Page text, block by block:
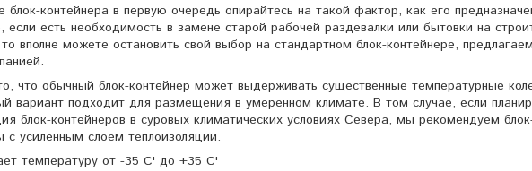
блок-контейнера в первую очередь опирайтесь на такой фактор, как его
если есть необходимость в замене старой рабочей раздевалки или бытовки на
вполне можете остановить свой выбор на стандартном блок-контейнере,
что обычный блок-контейнер может выдерживать существенные температурные
вариант подходит для размещения в умеренном климате. В том случае, если
блок-контейнеров в суровых климатических условиях Севера, мы рекомендуем
с усиленным слоем теплоизоляции.
температуру от -35 С' до +35 C'